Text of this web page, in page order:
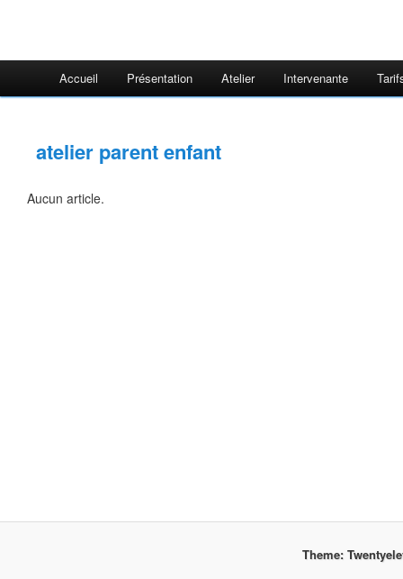
Accueil Présentation Atelier Intervenante
atelier parent enfant
Aucun article.
Theme: